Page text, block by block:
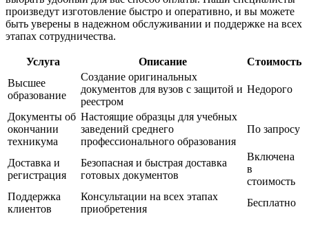
произведут изготовление быстро и оперативно, и вы можете
быть уверены в надежном обслуживании и поддержке на всех
этапах сотрудничества.
Услуга Описание
Стоимость
Высшее
образование
Создание оригинальных
документов для вузов с защитой и
реестром
Недорого
Документы об
окончании
техникума
Настоящие образцы для учебных
заведений среднего
профессионального образования
По запросу
Доставка и
регистрация
Безопасная и быстрая доставка
готовых документов
Включена
в
стоимость
Поддержка
клиентов
Консультации на всех этапах
приобретения
Бесплатно